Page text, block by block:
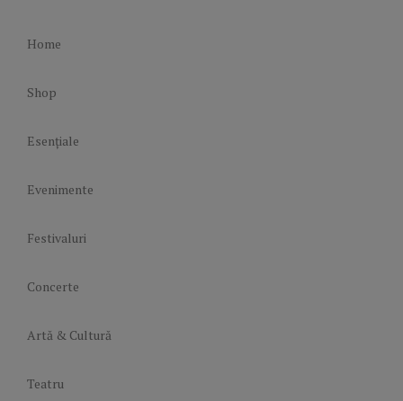
Home
Shop
Esențiale
Evenimente
Festivaluri
Concerte
Artă & Cultură
Teatru